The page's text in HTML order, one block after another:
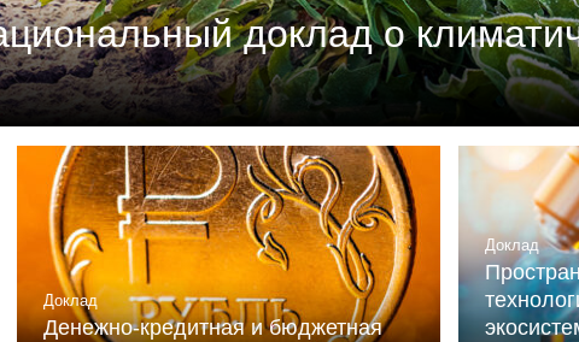
доклад о
промышленников и предпринимателей (РСПП)
России» (при ИНП РАН) при участии Национального
Доклад
Денежно-кредитная и бюджетная
Доклад